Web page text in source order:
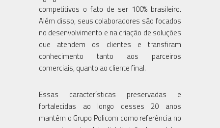
competitivos o fato de ser 100% brasileiro.
Além disso, seus colaboradores são focados
no desenvolvimento e na criação de soluções
que atendem os clientes e transfiram
conhecimento tanto aos parceiros
comerciais, quanto ao cliente final.
Essas características preservadas e
fortalecidas ao longo desses 20 anos
mantém o Grupo Policom como referência no